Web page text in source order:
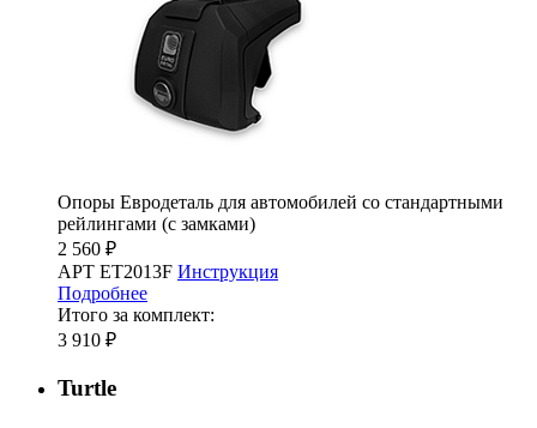
Опоры Евродеталь для автомобилей со стандартными
рейлингами (с замками)
2 560 ₽
АРТ ET2013F Инструкция
Подробнее
Итого за комплект:
3 910 ₽
Turtle